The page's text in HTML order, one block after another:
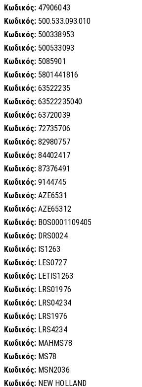
Κωδικός: 47906043
Κωδικός: 500.533.093.010
Κωδικός: 500338953
Κωδικός: 500533093
Κωδικός: 5085901
Κωδικός: 5801441816
Κωδικός: 63522235
Κωδικός: 63522235040
Κωδικός: 63720039
Κωδικός: 72735706
Κωδικός: 82980757
Κωδικός: 84402417
Κωδικός: 87376491
Κωδικός: 9144745
Κωδικός: AZE6531
Κωδικός: AZE65312
Κωδικός: BOS0001109405
Κωδικός: DRS0024
Κωδικός: IS1263
Κωδικός: LES0727
Κωδικός: LETIS1263
Κωδικός: LRS01976
Κωδικός: LRS04234
Κωδικός: LRS1976
Κωδικός: LRS4234
Κωδικός: MAHMS78
Κωδικός: MS78
Κωδικός: MSN2036
Κωδικός: NEW HOLLAND